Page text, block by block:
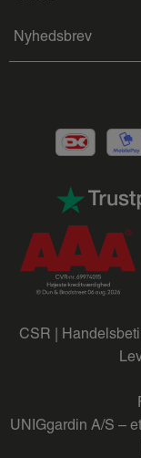
Nyhedsbrev
CSR |
UNIGgardin A/S –